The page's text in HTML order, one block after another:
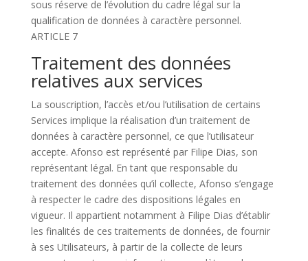
sous réserve de l’évolution du cadre légal sur la
qualification de données à caractère personnel.
ARTICLE 7
Traitement des données
relatives aux services
La souscription, l’accès et/ou l’utilisation de certains
Services implique la réalisation d’un traitement de
données à caractère personnel, ce que l’utilisateur
accepte. Afonso est représenté par Filipe Dias, son
représentant légal. En tant que responsable du
traitement des données qu’il collecte, Afonso s’engage
à respecter le cadre des dispositions légales en
vigueur. Il appartient notamment à Filipe Dias d’établir
les finalités de ces traitements de données, de fournir
à ses Utilisateurs, à partir de la collecte de leurs